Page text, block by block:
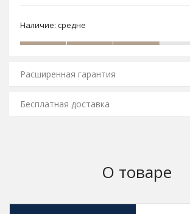
Наличие: средне
Расширенная гарантия
Бесплатная доставка
О товаре